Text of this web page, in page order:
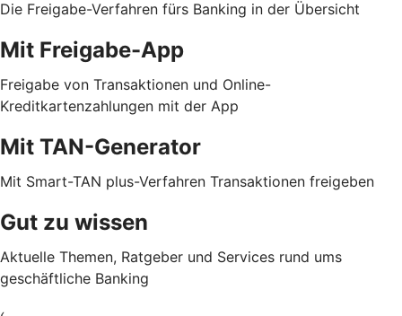
Die Freigabe-Verfahren fürs Banking in der Übersicht
Mit Freigabe-App
Freigabe von Transaktionen und Online-
Kreditkartenzahlungen mit der App
Mit TAN-Generator
Mit Smart-TAN plus-Verfahren Transaktionen freigeben
Gut zu wissen
Aktuelle Themen, Ratgeber und Services rund ums
geschäftliche Banking